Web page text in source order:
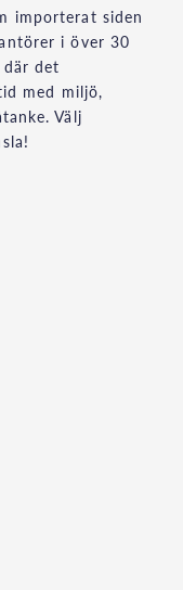
importerat siden
i över 30
det
med miljö,
Välj